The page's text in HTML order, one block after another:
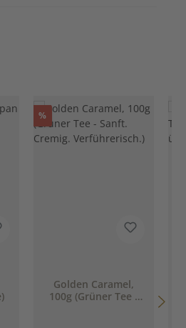
%Rabatt
Golden Caramel,
100g (Grüner Tee -